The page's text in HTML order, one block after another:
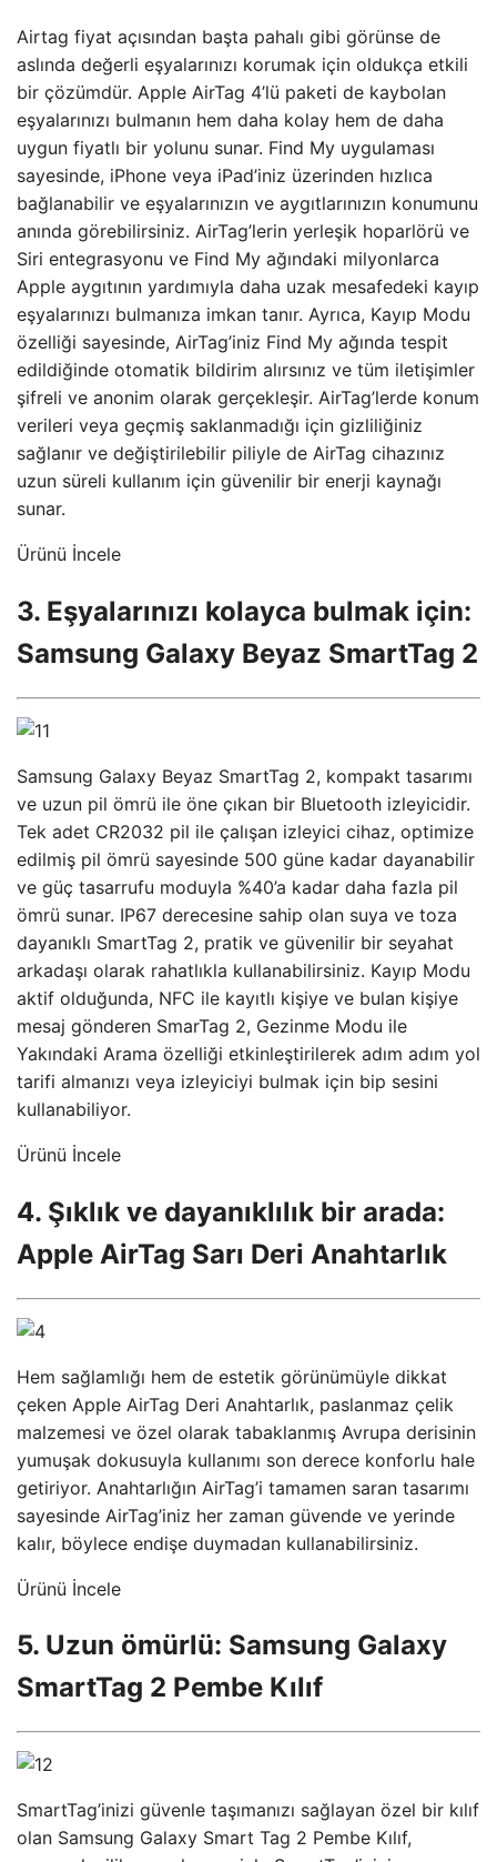
Airtag fiyat açısından başta pahalı gibi görünse de
aslında değerli eşyalarınızı korumak için oldukça etkili
bir çözümdür. Apple AirTag 4’lü paketi de kaybolan
eşyalarınızı bulmanın hem daha kolay hem de daha
uygun fiyatlı bir yolunu sunar. Find My uygulaması
sayesinde, iPhone veya iPad’iniz üzerinden hızlıca
bağlanabilir ve eşyalarınızın ve aygıtlarınızın konumunu
anında görebilirsiniz. AirTag’lerin yerleşik hoparlörü ve
Siri entegrasyonu ve Find My ağındaki milyonlarca
Apple aygıtının yardımıyla daha uzak mesafedeki kayıp
eşyalarınızı bulmanıza imkan tanır. Ayrıca, Kayıp Modu
özelliği sayesinde, AirTag’iniz Find My ağında tespit
edildiğinde otomatik bildirim alırsınız ve tüm iletişimler
şifreli ve anonim olarak gerçekleşir. AirTag’lerde konum
verileri veya geçmiş saklanmadığı için gizliliğiniz
sağlanır ve değiştirilebilir piliyle de AirTag cihazınız
uzun süreli kullanım için güvenilir bir enerji kaynağı
sunar.
Ürünü İncele
3. Eşyalarınızı kolayca bulmak için:
Samsung Galaxy Beyaz SmartTag 2
Samsung Galaxy Beyaz SmartTag 2, kompakt tasarımı
ve uzun pil ömrü ile öne çıkan bir Bluetooth izleyicidir.
Tek adet CR2032 pil ile çalışan izleyici cihaz, optimize
edilmiş pil ömrü sayesinde 500 güne kadar dayanabilir
ve güç tasarrufu moduyla %40’a kadar daha fazla pil
ömrü sunar. IP67 derecesine sahip olan suya ve toza
dayanıklı SmartTag 2, pratik ve güvenilir bir seyahat
arkadaşı olarak rahatlıkla kullanabilirsiniz. Kayıp Modu
aktif olduğunda, NFC ile kayıtlı kişiye ve bulan kişiye
mesaj gönderen SmarTag 2, Gezinme Modu ile
Yakındaki Arama özelliği etkinleştirilerek adım adım yol
tarifi almanızı veya izleyiciyi bulmak için bip sesini
kullanabiliyor.
Ürünü İncele
4. Şıklık ve dayanıklılık bir arada:
Apple AirTag Sarı Deri Anahtarlık
Hem sağlamlığı hem de estetik görünümüyle dikkat
çeken Apple AirTag Deri Anahtarlık, paslanmaz çelik
malzemesi ve özel olarak tabaklanmış Avrupa derisinin
yumuşak dokusuyla kullanımı son derece konforlu hale
getiriyor. Anahtarlığın AirTag’i tamamen saran tasarımı
sayesinde AirTag’iniz her zaman güvende ve yerinde
kalır, böylece endişe duymadan kullanabilirsiniz.
Ürünü İncele
5. Uzun ömürlü: Samsung Galaxy
SmartTag 2 Pembe Kılıf
SmartTag’inizi güvenle taşımanızı sağlayan özel bir kılıf
olan Samsung Galaxy Smart Tag 2 Pembe Kılıf,